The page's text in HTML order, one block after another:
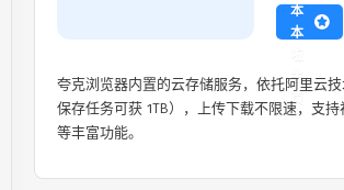
本
本
主
页
夸克浏览器内置的云存储服务，依托阿里云
保存任务可获 1TB），上传下载不限速，支
等丰富功能。